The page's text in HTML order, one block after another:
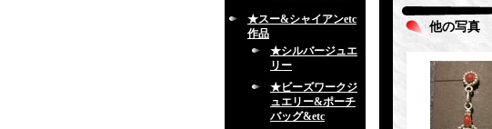
★スー&シャイアンetc
作品
★シルバージュエ
リー
★ビーズワークジ
ュエリー&ポーチ
バッグ&etc
他の写真